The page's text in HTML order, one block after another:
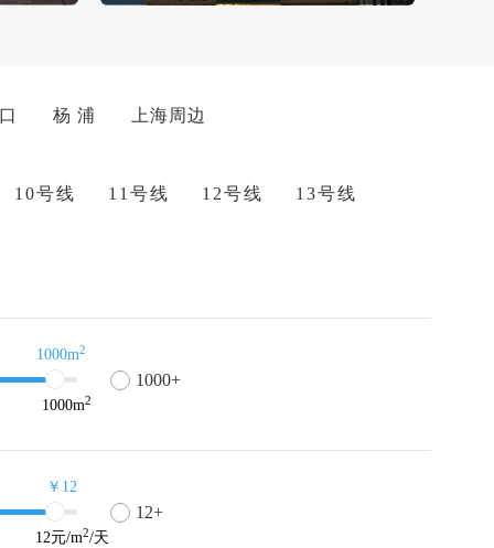
杨 浦 上海周边
10号线 11号线 12号线 13号线
1000m2
1000m2
1000+
￥12
12元/m2/天
12+